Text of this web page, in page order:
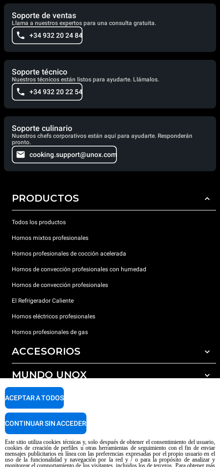
Soporte de ventas
Llama a nuestros expertos para una consulta gratuita.
+34 932 20 24 84
Soporte técnico
Nuestros técnicos están listos para ayudarte. Llámalos.
+34 932 20 22 54
Soporte culinario
Nuestros chefs corporativos están aquí para ayudarte. Responderán
pronto.
cooking.support@unox.com
PRODUCTOS
Todos los productos
Hornos mixtos profesionales
Hornos profesionales de cocción acelerada
Hornos de convección profesionales con humedad
Hornos de convección profesionales
El Refrigerador Caliente
Hornos eléctricos profesionales
Hornos profesionales de gas
ACCESORIOS
Todos los accesorios
Detergentes para lavado automático
Detergentes para lavado manual
Tratamiento de agua con filtros de resina
MUNDO UNOX
Nuestras sedes en el mundo
SOPORTE
Garantía Unox
Centros de servicio técnico
Aviso sobre el contenido generado por IA
Privacy policy Cookie policy
Este sitio utiliza cookies técnicas y, solo después de obtener el consentimiento del usuario,
cookies de creación de perfiles u otras herramientas de seguimiento con el fin de enviar
mensajes publicitarios en línea con las preferencias expresadas por el propio usuario en el
uso de la funcionalidad y navegación por la red y / o para la propósito de analizar y
monitorear el comportamiento de los visitantes, incluidos los de terceros. Para obtener más
ACEPTAR A TODOS
CONTINUAR SIN ACCEDER